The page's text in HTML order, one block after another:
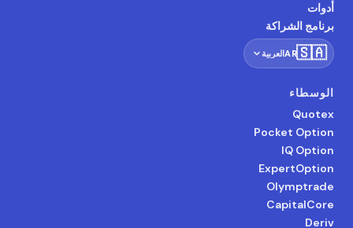
أدوات
برنامج الشراكة
🇸🇦
ARالعربية
الوسطاء
Quotex
Pocket Option
IQ Option
ExpertOption
Olymptrade
CapitalCore
Deriv